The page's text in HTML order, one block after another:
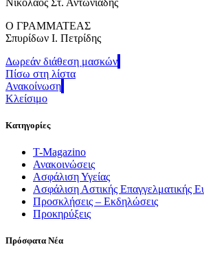
Ο ΓΡΑΜΜΑΤΕΑΣ
Σπυρίδων Ι. Πετρίδης
Δωρεάν διάθεση μασκών
Πίσω στη λίστα
Ανακοίνωση
Κλείσιμο
Κατηγορίες
T-Magazino
Ανακοινώσεις
Ασφάλιση Υγείας
Ασφάλιση Αστικής Επαγγελματικής
Προσκλήσεις – Εκδηλώσεις
Προκηρύξεις
Πρόσφατα Νέα